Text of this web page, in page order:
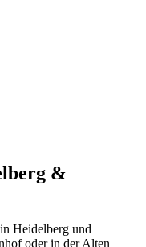
&
Heidelberg und
oder in der Alten